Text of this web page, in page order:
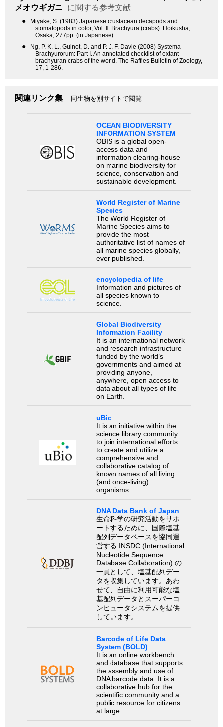
メオウギガニ
に関する参考文献
●
Miyake, S. (1983) Japanese crustacean decapods and
stomatopods in color, Vol. Ⅱ. Brachyura (crabs). Hoikusha,
Osaka, 277pp. (in Japanese).
●
Ng, P. K. L., Guinot, D. and P. J. F. Davie (2008) Systema
Brachyurorum: Part I. An annotated checklist of extant
brachyuran crabs of the world. The Raffles Bulletin of Zoology,
17, 1-286.
関連リンク集 同生物を別サイトで閲覧
OCEAN BIODIVERSITY
INFORMATION SYSTEM
OBIS is a global open-
access data and
information clearing-house
on marine biodiversity for
science, conservation and
sustainable development.
World Register of Marine
Species
The World Register of
Marine Species aims to
provide the most
authoritative list of names of
all marine species globally,
ever published.
encyclopedia of life
Information and pictures of
all species known to
science.
Global Biodiversity
Information Facility
It is an international network
and research infrastructure
funded by the world’s
governments and aimed at
providing anyone,
anywhere, open access to
data about all types of life
on Earth.
uBio
It is an initiative within the
science library community
to join international efforts
to create and utilize a
comprehensive and
collaborative catalog of
known names of all living
(and once-living)
organisms.
DNA Data Bank of Japan
生命科学の研究活動をサポ
ートするために、国際塩基
配列データベースを協同運
営する INSDC (International
Nucleotide Sequence
Database Collaboration) の
一員として、塩基配列デー
タを収集しています。あわ
せて、自由に利用可能な塩
基配列データとスーパーコ
ンピュータシステムを提供
しています。
Barcode of Life Data
System (BOLD)
It is an online workbench
and database that supports
the assembly and use of
DNA barcode data. It is a
collaborative hub for the
scientific community and a
public resource for citizens
at large.